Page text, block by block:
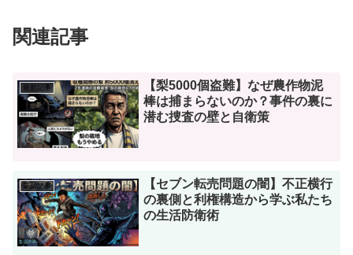
関連記事
最新記事
【梨5000個盗難】なぜ農作物泥
棒は捕まらないのか？事件の裏に
潜む捜査の壁と自衛策
最新記事
【セブン転売問題の闇】不正横行
の裏側と利権構造から学ぶ私たち
の生活防衛術